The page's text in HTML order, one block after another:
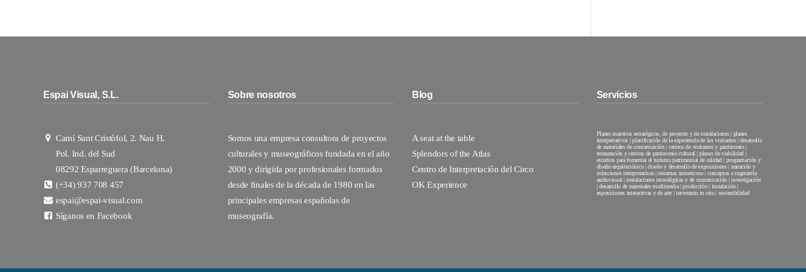
Espai Visual, S.L.
Camí Sant Cristòfol, 2. Nau H.
Pol. Ind. del Sud
08292 Esparreguera (Barcelona)
(+34) 937 708 457
espai@espai-visual.com
Síganos en Facebook
Sobre nosotros
Somos una empresa consultora de proyectos
culturales y museográficos fundada en el año
2000 y dirigida por profesionales formados
desde finales de la década de 1980 en las
principales empresas españolas de
museografía.
Blog
A seat at the table
Splendors of the Atlas
Centro de Interpretación del Circo
OK Experience
Servicios
Planes maestros estratégicos, de proyecto y de instalaciones | planes
interpretativos | planificación de la experiencia de los visitantes | desarrollo
de materiales de comunicación | centros de visitantes y patrimonio |
restauración y centros de patrimonio cultural | planes de viabilidad |
estudios para fomentar el turismo patrimonial de calidad | programación y
diseño arquitectónico | diseño y desarrollo de exposiciones | narración y
colecciones interpretativas | entornos inmersivos | conceptos e ingeniería
audiovisual | instalaciones tecnológicas y de comunicación | investigación
| desarrollo de materiales multimedia | producción | instalación |
exposiciones interactivas y de arte | inventario in situ | sostenibilidad